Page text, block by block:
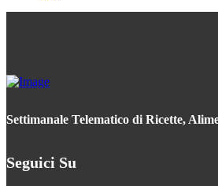
Settimanale Telematico di Ricette,
Seguici Su